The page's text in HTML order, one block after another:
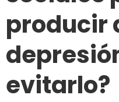
producir
evitarlo?